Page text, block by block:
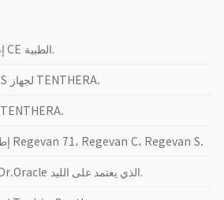
إصدار شهادة CE الطبية.
شهادة MFDS لجهاز TENTHERA.
إطلاق جهاز TENTHERA.
إطلاق منتجات Regevan 71، Regevan C، Regevan S.
إطلاق قناع Dr.Oracle الذي يعتمد على الليد.